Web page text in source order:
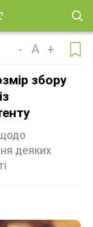
- A +
збору
деяких